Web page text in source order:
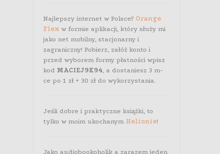
Najlepszy internet w Polsce? Orange
Flex w formie aplikacji, który służy mi
jako net mobilny, stacjonarny i
zagraniczny! Pobierz, załóż konto i
przed wyborem formy płatności wpisz
kod MACIEJ9K94, a dostaniesz 3 m-
ce po 1 zł + 30 zł do wykorzystania.
Jeśli dobre i praktyczne książki, to
tylko w moim ukochanym Helionie!
Jako audiobookoholik a zarazem jeden